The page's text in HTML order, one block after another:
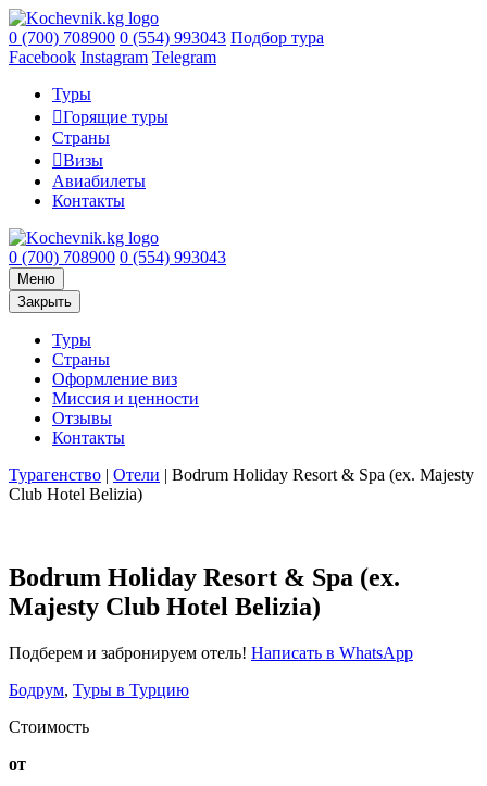
0 (700) 708900 0 (554) 993043 Подбор тура
Facebook Instagram Telegram
Туры
Горящие туры
Страны
Визы
Авиабилеты
Контакты
0 (700) 708900 0 (554) 993043
Меню
Закрыть
Туры
Страны
Оформление виз
Миссия и ценности
Отзывы
Контакты
Турагенство | Отели | Bodrum Holiday Resort & Spa (ex. Majesty
Club Hotel Belizia)
Bodrum Holiday Resort & Spa (ex.
Majesty Club Hotel Belizia)
Подберем и забронируем отель! Написать в WhatsApp
Бодрум, Туры в Турцию
Стоимость
от